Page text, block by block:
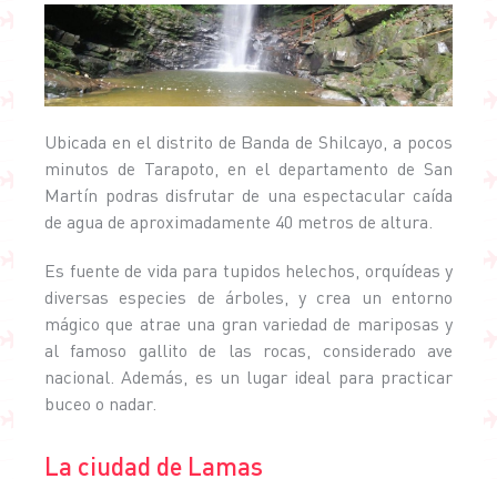
Ubicada en el distrito de Banda de Shilcayo, a pocos
minutos de Tarapoto, en el departamento de San
Martín podras disfrutar de una espectacular caída
de agua de aproximadamente 40 metros de altura.
Es fuente de vida para tupidos helechos, orquídeas y
diversas especies de árboles, y crea un entorno
mágico que atrae una gran variedad de mariposas y
al famoso gallito de las rocas, considerado ave
nacional. Además, es un lugar ideal para practicar
buceo o nadar.
La ciudad de Lamas